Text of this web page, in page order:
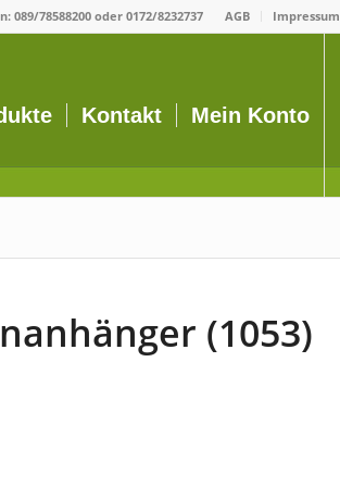
AGB Impressum
089/78588200 oder 0172/8232737
Kontakt Mein Konto
(1053)